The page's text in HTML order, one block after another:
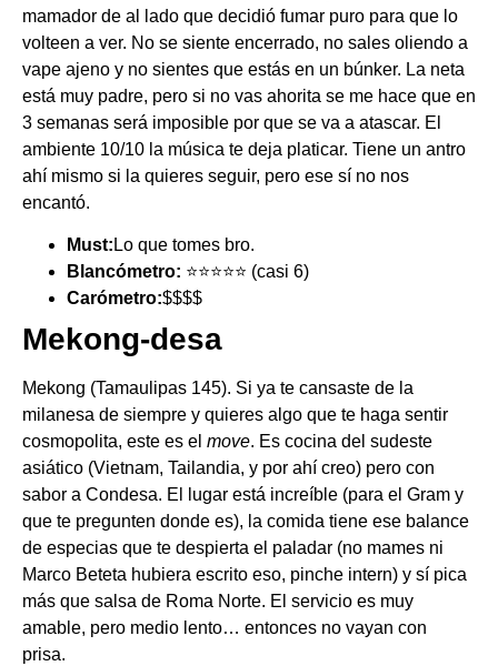
mamador de al lado que decidió fumar puro para que lo
volteen a ver. No se siente encerrado, no sales oliendo a
vape ajeno y no sientes que estás en un búnker. La neta
está muy padre, pero si no vas ahorita se me hace que en
3 semanas será imposible por que se va a atascar. El
ambiente 10/10 la música te deja platicar. Tiene un antro
ahí mismo si la quieres seguir, pero ese sí no nos
encantó.
Must: Lo que tomes bro.
Blancómetro: ⭐️⭐️⭐️⭐️⭐️ (casi 6)
Carómetro:$$$$
Mekong-desa
Mekong (Tamaulipas 145). Si ya te cansaste de la
milanesa de siempre y quieres algo que te haga sentir
cosmopolita, este es el move. Es cocina del sudeste
asiático (Vietnam, Tailandia, y por ahí creo) pero con
sabor a Condesa. El lugar está increíble (para el Gram y
que te pregunten donde es), la comida tiene ese balance
de especias que te despierta el paladar (no mames ni
Marco Beteta hubiera escrito eso, pinche intern) y sí pica
más que salsa de Roma Norte. El servicio es muy
amable, pero medio lento… entonces no vayan con
prisa.